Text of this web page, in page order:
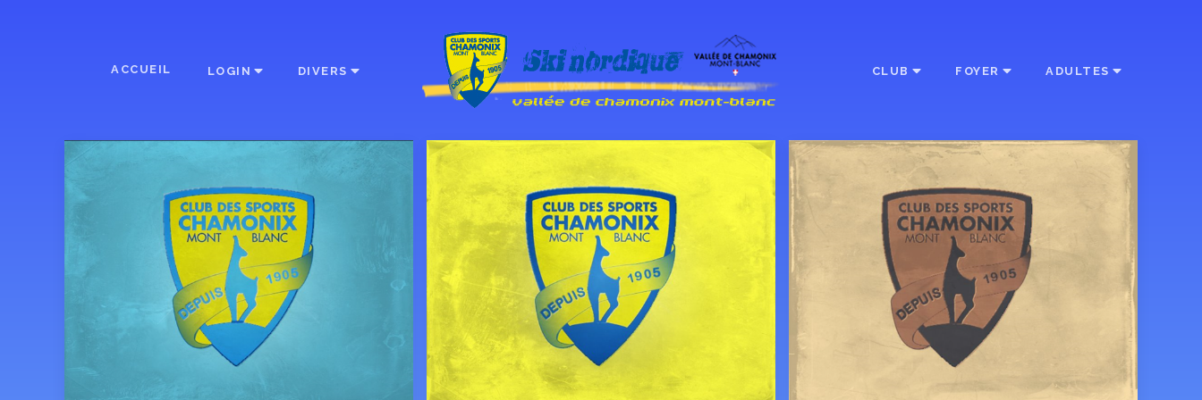
ACCUEIL LOGIN DIVERS CLUB FOYER ADULTES